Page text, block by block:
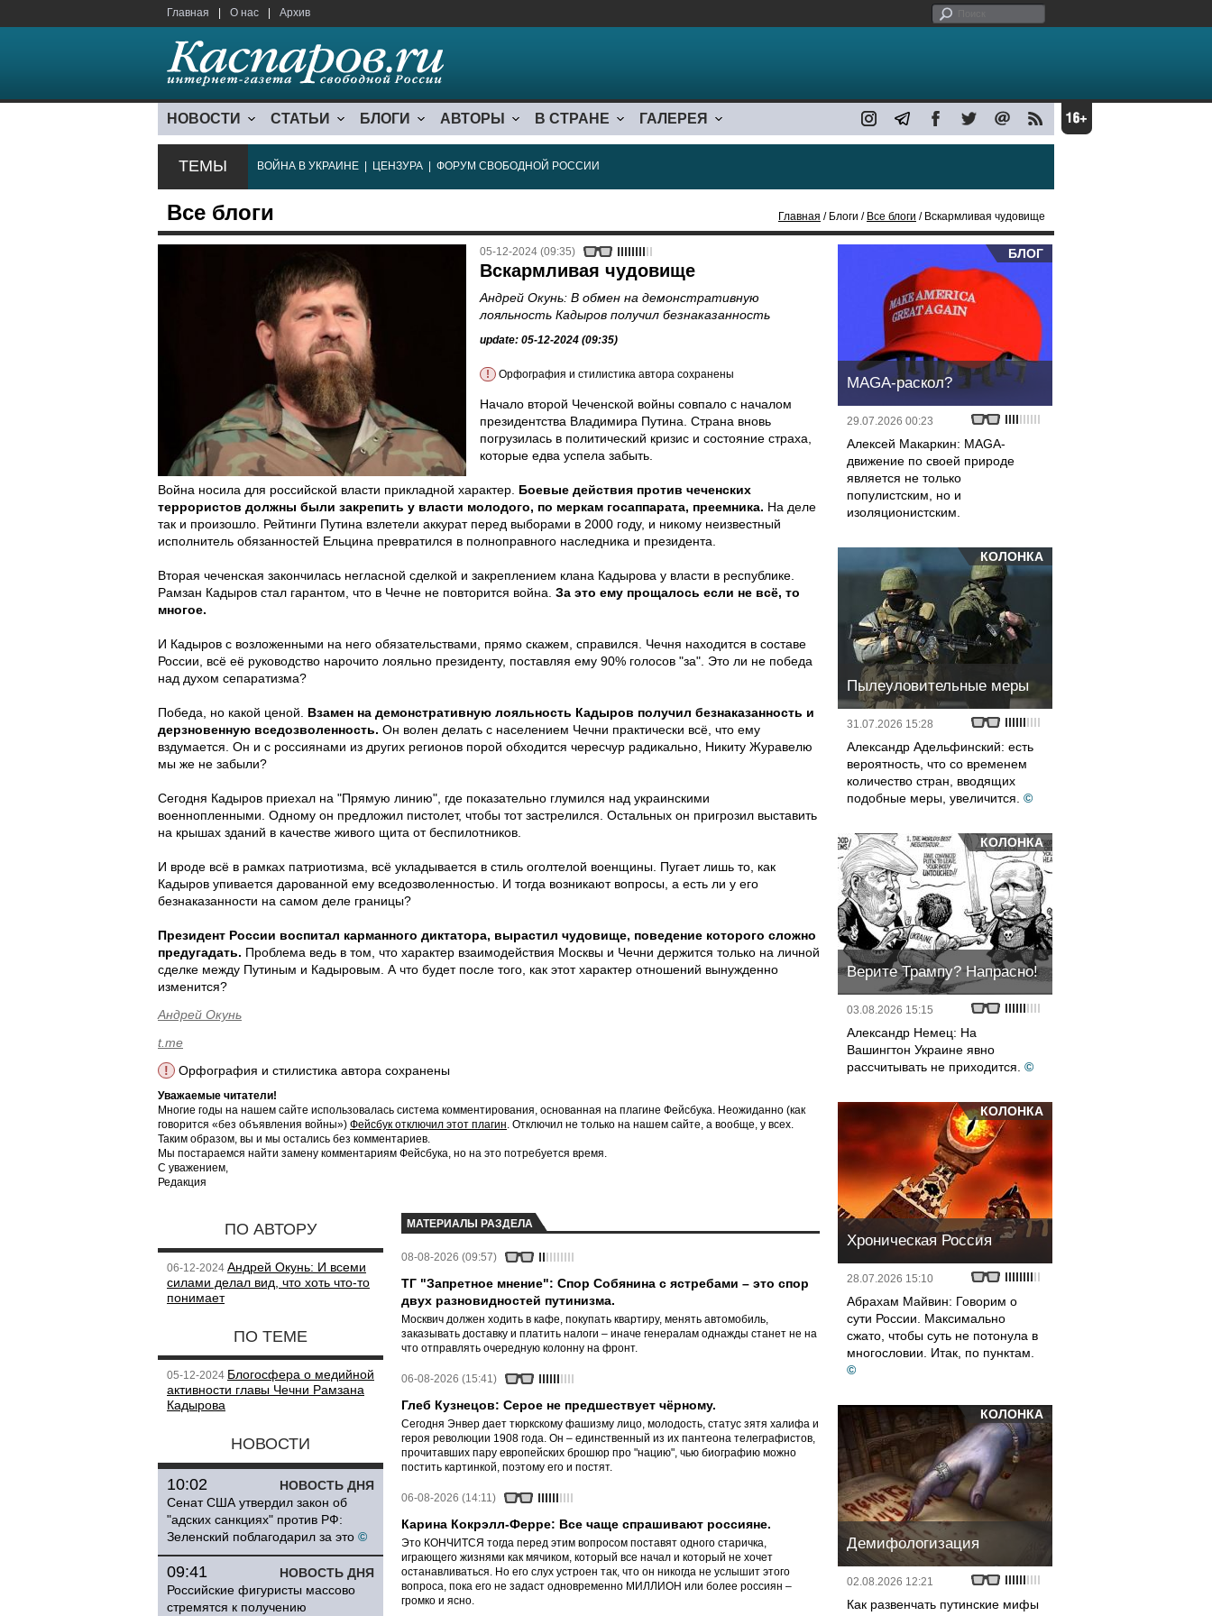
Главная О нас Архив
НОВОСТИ СТАТЬИ БЛОГИ АВТОРЫ В СТРАНЕ ГАЛЕРЕЯ
ТЕМЫ ВОЙНА В УКРАИНЕ ЦЕНЗУРА ФОРУМ СВОБОДНОЙ РОССИИ
Все блоги Главная / Блоги / Все блоги / Вскармливая чудовище
05-12-2024 (09:35)
Вскармливая чудовище
Андрей Окунь: В обмен на демонстративную
лояльность Кадыров получил безнаказанность
update: 05-12-2024 (09:35)
! Орфография и стилистика автора сохранены
Начало второй Чеченской войны совпало с началом
президентства Владимира Путина. Страна вновь
погрузилась в политический кризис и состояние страха,
которые едва успела забыть.
Война носила для российской власти прикладной характер. Боевые действия против чеченских
террористов должны были закрепить у власти молодого, по меркам госаппарата, преемника. На деле
так и произошло. Рейтинги Путина взлетели аккурат перед выборами в 2000 году, и никому неизвестный
исполнитель обязанностей Ельцина превратился в полноправного наследника и президента.
Вторая чеченская закончилась негласной сделкой и закреплением клана Кадырова у власти в республике.
Рамзан Кадыров стал гарантом, что в Чечне не повторится война. За это ему прощалось если не всё, то
многое.
И Кадыров с возложенными на него обязательствами, прямо скажем, справился. Чечня находится в составе
России, всё её руководство нарочито лояльно президенту, поставляя ему 90% голосов "за". Это ли не победа
над духом сепаратизма?
Победа, но какой ценой. Взамен на демонстративную лояльность Кадыров получил безнаказанность и
дерзновенную вседозволенность. Он волен делать с населением Чечни практически всё, что ему
вздумается. Он и с россиянами из других регионов порой обходится чересчур радикально, Никиту Журавелю
мы же не забыли?
Сегодня Кадыров приехал на "Прямую линию", где показательно глумился над украинскими
военнопленными. Одному он предложил пистолет, чтобы тот застрелился. Остальных он пригрозил выставить
на крышах зданий в качестве живого щита от беспилотников.
И вроде всё в рамках патриотизма, всё укладывается в стиль оголтелой военщины. Пугает лишь то, как
Кадыров упивается дарованной ему вседозволенностью. И тогда возникают вопросы, а есть ли у его
безнаказанности на самом деле границы?
Президент России воспитал карманного диктатора, вырастил чудовище, поведение которого сложно
предугадать. Проблема ведь в том, что характер взаимодействия Москвы и Чечни держится только на личной
сделке между Путиным и Кадыровым. А что будет после того, как этот характер отношений вынужденно
изменится?
Андрей Окунь
t.me
!
Орфография и стилистика автора сохранены
Уважаемые читатели!
Многие годы на нашем сайте использовалась система комментирования, основанная на плагине Фейсбука. Неожиданно (как
говорится «без объявления войны») Фейсбук отключил этот плагин. Отключил не только на нашем сайте, а вообще, у всех.
Таким образом, вы и мы остались без комментариев.
Мы постараемся найти замену комментариям Фейсбука, но на это потребуется время.
С уважением,
Редакция
ПО АВТОРУ
06-12-2024 Андрей Окунь: И всеми
силами делал вид, что хоть что-то
понимает
ПО ТЕМЕ
05-12-2024 Блогосфера о медийной
активности главы Чечни Рамзана
Кадырова
НОВОСТИ
НОВОСТЬ ДНЯ
10:02
Сенат США утвердил закон об
"адских санкциях" против РФ:
Зеленский поблагодарил за это ©
НОВОСТЬ ДНЯ
09:41
Российские фигуристы массово
стремятся к получению
МАТЕРИАЛЫ РАЗДЕЛА
08-08-2026 (09:57)
ТГ "Запретное мнение": Спор Собянина с ястребами – это спор
двух разновидностей путинизма.
Москвич должен ходить в кафе, покупать квартиру, менять автомобиль,
заказывать доставку и платить налоги – иначе генералам однажды станет не на
что отправлять очередную колонну на фронт.
06-08-2026 (15:41)
Глеб Кузнецов: Серое не предшествует чёрному.
Сегодня Энвер дает тюркскому фашизму лицо, молодость, статус зятя халифа и
героя революции 1908 года. Он – единственный из их пантеона телеграфистов,
прочитавших пару европейских брошюр про "нацию", чью биографию можно
постить картинкой, поэтому его и постят.
06-08-2026 (14:11)
Карина Кокрэлл-Ферре: Все чаще спрашивают россияне.
Это КОНЧИТСЯ тогда перед этим вопросом поставят одного старичка,
играющего жизнями как мячиком, который все начал и который не хочет
останавливаться. Но его слух устроен так, что он никогда не услышит этого
вопроса, пока его не задаст одновременно МИЛЛИОН или более россиян –
громко и ясно.
БЛОГ
MAGA-раскол?
29.07.2026 00:23
Алексей Макаркин: MAGA-
движение по своей природе
является не только
популистским, но и
изоляционистским.
КОЛОНКА
Пылеуловительные меры
31.07.2026 15:28
Александр Адельфинский: есть
вероятность, что со временем
количество стран, вводящих
подобные меры, увеличится. ©
КОЛОНКА
Верите Трампу? Напрасно!
03.08.2026 15:15
Александр Немец: На
Вашингтон Украине явно
рассчитывать не приходится. ©
КОЛОНКА
Хроническая Россия
28.07.2026 15:10
Абрахам Майвин: Говорим о
сути России. Максимально
сжато, чтобы суть не потонула в
многословии. Итак, по пунктам.
©
КОЛОНКА
Демифологизация
02.08.2026 12:21
Как развенчать путинские мифы